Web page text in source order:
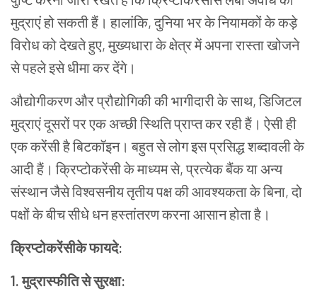
मुद्राएं हो सकती हैं। हालांकि,दुनिया भर के नियामकों के कड़े
विरोध को देखते हुए,मुख्यधारा के क्षेत्र में अपना रास्ता खोजने
से पहले इसे धीमा कर देंगे।
औद्योगीकरण और प्रौद्योगिकी की भागीदारी के साथ,डिजिटल
मुद्राएं दूसरों पर एक अच्छी स्थिति प्राप्त कर रही हैं। ऐसी ही
एक करेंसी है बिटकॉइन। बहुत से लोग इस प्रसिद्ध शब्दावली के
आदी हैं। क्रिप्टोकरेंसी के माध्यम से,प्रत्येक बैंक या अन्य
संस्थान जैसे विश्वसनीय तृतीय पक्ष की आवश्यकता के बिना,दो
पक्षों के बीच सीधे धन हस्तांतरण करना आसान होता है।
क्रिप्टोकरेंसीकेफायदे:
1. मुद्रास्फीतिसेसुरक्षा: